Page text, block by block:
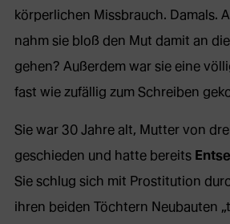
körperlichen Missbrauch. Damals.
nahm sie bloß den Mut damit an
gehen? Außerdem war sie eine
fast wie zufällig zum Schreiben
Sie war 30 Jahre alt, Mutter von
geschieden und hatte bereits
Sie schlug sich mit Prostitution
ihren beiden Töchtern Neubauten